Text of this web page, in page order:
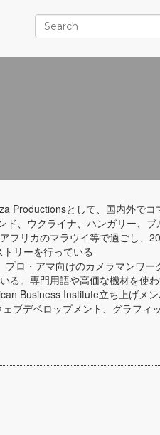
Productionsとして、国内外でコ
、ウクライナ、ハンガリー、ブ
フリカのマラウイ等で過ごし、
リーを行っている
ロ・アマ向けのカメラマンワー
。専門用語や高価な機材を使わ
Business Institute立ち上げメン
ブデベロップメント、グラフィ